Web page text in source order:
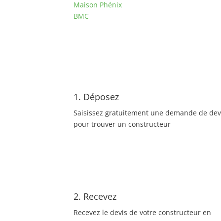
Maison Phénix
BMC
1. Déposez
Saisissez gratuitement une demande de
pour trouver un constructeur
2. Recevez
Recevez le devis de votre constructeur en